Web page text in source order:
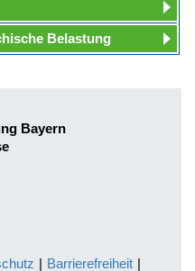
Belastung
Bayern
| Barrierefreiheit |